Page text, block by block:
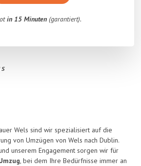
in 15 Minuten(garantiert).
Wels sind wir spezialisiert auf die
von Umzügen von Wels nach Dublin.
unserem Engagement sorgen wir für
, bei dem Ihre Bedürfnisse immer an